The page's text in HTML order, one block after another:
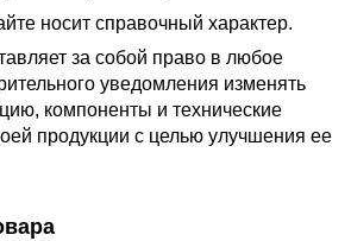
носит справочный характер.
за собой право в любое
уведомления изменять
компоненты и технические
продукции с целью улучшения ее